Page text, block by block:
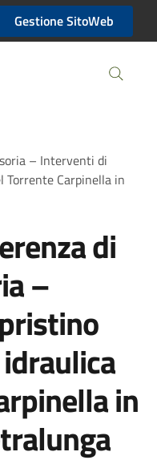
Gestione SitoWeb
– Interventi di
Torrente Carpinella in
di
–
in